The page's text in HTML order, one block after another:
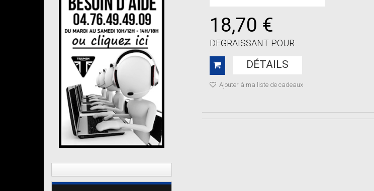
18,70 €
DEGRAISSANT POUR...
DÉTAILS
Ajouter à ma liste de cadeaux